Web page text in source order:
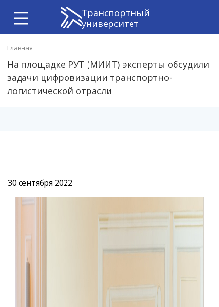
Транспортный
университет
Главная
На площадке РУТ (МИИТ) эксперты обсудили
задачи цифровизации транспортно-
логистической отрасли
30 сентября 2022